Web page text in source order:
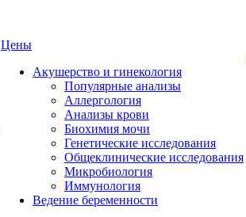
Цены
Акушерство и гинекология
Популярные анализы
Аллергология
Анализы крови
Биохимия мочи
Генетические исследования
Общеклинические исследования
Микробиология
Иммунология
Ведение беременности